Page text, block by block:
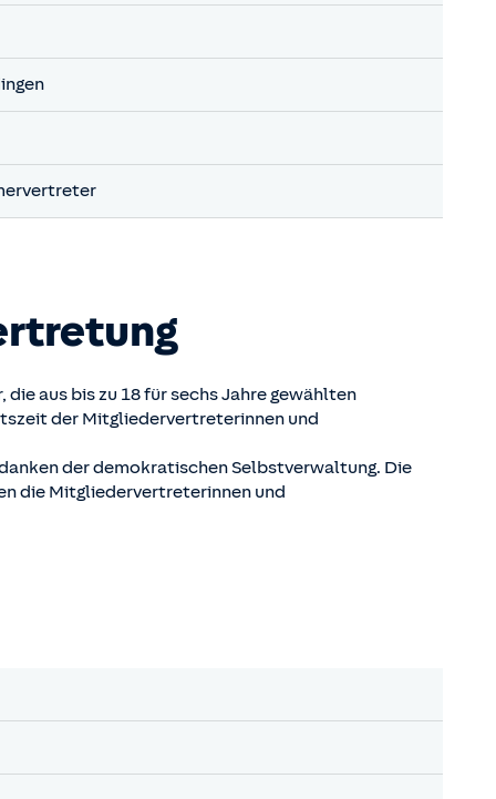
aus bis zu 18 für sechs Jahre gewählten
der Mitgliedervertreterinnen und
der demokratischen Selbstverwaltung. Die
die Mitgliedervertreterinnen und